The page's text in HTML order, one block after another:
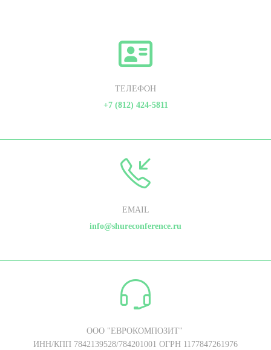
ТЕЛЕФОН
+7 (812) 424-5811
EMAIL
info@shureconference.ru
ООО "ЕВРОКОМПОЗИТ"
ИНН/КПП 7842139528/784201001 ОГРН 1177847261976